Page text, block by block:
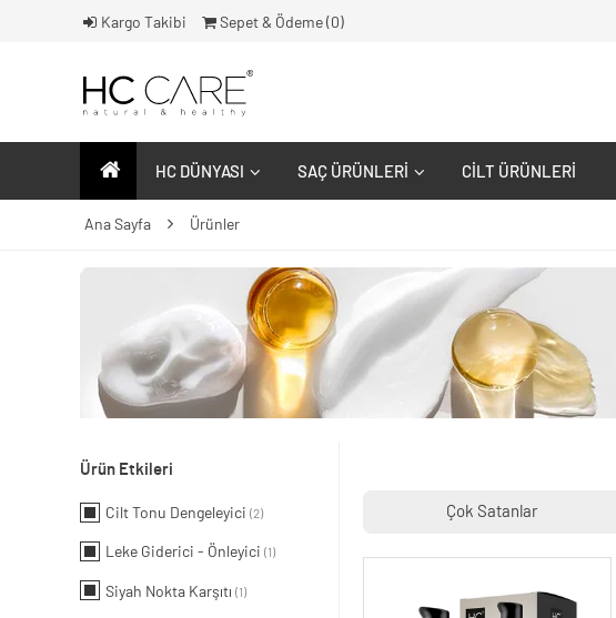
Kargo Takibi Sepet & Ödeme ( 0)
HC DÜNYASI SAÇ ÜRÜNLERI CILT ÜRÜNLERI
Ana Sayfa Ürünler
Ürün Etkileri
Cilt Tonu Dengeleyici (2)
Leke Giderici - Önleyici (1)
Siyah Nokta Karşıtı (1)
Çok Satanlar